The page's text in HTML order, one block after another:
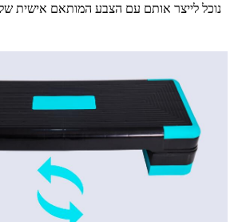
נוכל לייצר אותם עם הצבע המותאם אישית